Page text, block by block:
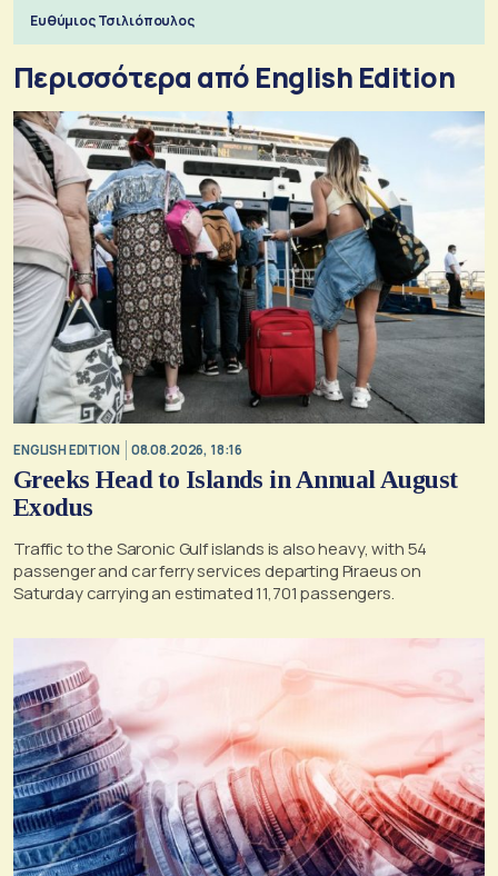
Ευθύμιος Τσιλιόπουλος
Περισσότερα από English Edition
ENGLISH EDITION 08.08.2026, 18:16
Greeks Head to Islands in Annual August
Exodus
Traffic to the Saronic Gulf islands is also heavy, with 54
passenger and car ferry services departing Piraeus on
Saturday carrying an estimated 11,701 passengers.